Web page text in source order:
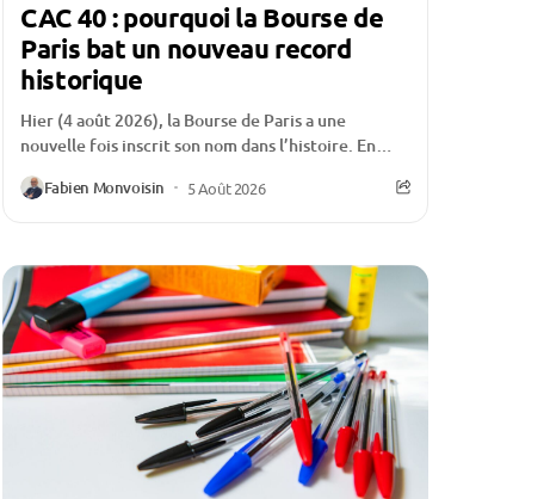
CAC 40 : pourquoi la Bourse de
Paris bat un nouveau record
historique
Hier (4 août 2026), la Bourse de Paris a une
nouvelle fois inscrit son nom dans l’histoire. En
franchissant un nouveau sommet historique,...
Fabien Monvoisin 5 Août 2026